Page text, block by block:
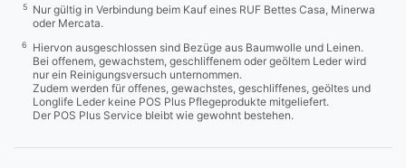
5
Nur gültig in Verbindung beim Kauf eines RUF Bettes Casa, Minerwa
oder Mercata.
6
Hiervon ausgeschlossen sind Bezüge aus Baumwolle und Leinen.
Bei offenem, gewachstem, geschliffenem oder geöltem Leder wird
nur ein Reinigungsversuch unternommen.
Zudem werden für offenes, gewachstes, geschliffenes, geöltes und
Longlife Leder keine POS Plus Pflegeprodukte mitgeliefert.
Der POS Plus Service bleibt wie gewohnt bestehen.